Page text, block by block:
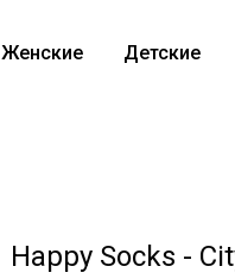
Женские Детские
Happy Socks -